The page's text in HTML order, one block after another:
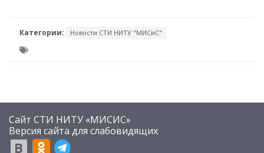
Категории: Новости СТИ НИТУ "МИСиС"
Сайт СТИ НИТУ «МИСИС»
​Версия сайта для слабовидящих